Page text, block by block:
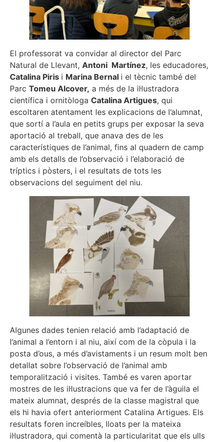
El professorat va convidar al director del Parc
Natural de Llevant, Antoni Martínez, les educadores,
Catalina Piris i Marina Bernal i el tècnic també del
Parc Tomeu Alcover, a més de la il·lustradora
científica i ornitòloga Catalina Artigues, qui
escoltaren atentament les explicacions de l’alumnat,
que sortí a l’aula en petits grups per exposar la seva
aportació al treball, que anava des de les
característiques de l’animal, fins al quadern de camp
amb els detalls de l’observació i l’elaboració de
tríptics i pòsters, i el resultats de tots les
observacions del seguiment del niu.
Algunes dades tenien relació amb l’adaptació de
l’animal a l’entorn i al niu, així com de la còpula i la
posta d’ous, a més d’avistaments i un resum molt ben
detallat sobre l’observació de l’animal amb
temporalització i visites. També es varen aportar
mostres de les il·lustracions que va fer de l’àguila el
mateix alumnat, després de la classe magistral que
els hi havia ofert anteriorment Catalina Artigues. Els
resultats foren increíbles, lloats per la mateixa
il·lustradora, qui comentà la particularitat que els ulls